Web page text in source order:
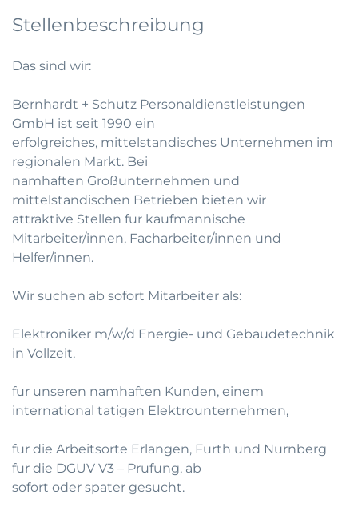
Stellenbeschreibung
Das sind wir:
Bernhardt + Schutz Personaldienstleistungen
GmbH ist seit 1990 ein
erfolgreiches, mittelstandisches Unternehmen im
regionalen Markt. Bei
namhaften Großunternehmen und
mittelstandischen Betrieben bieten wir
attraktive Stellen fur kaufmannische
Mitarbeiter/innen, Facharbeiter/innen und
Helfer/innen.
Wir suchen ab sofort Mitarbeiter als:
Elektroniker m/w/d Energie- und Gebaudetechnik
in Vollzeit,
fur unseren namhaften Kunden, einem
international tatigen Elektrounternehmen,
fur die Arbeitsorte Erlangen, Furth und Nurnberg
fur die DGUV V3 – Prufung, ab
sofort oder spater gesucht.